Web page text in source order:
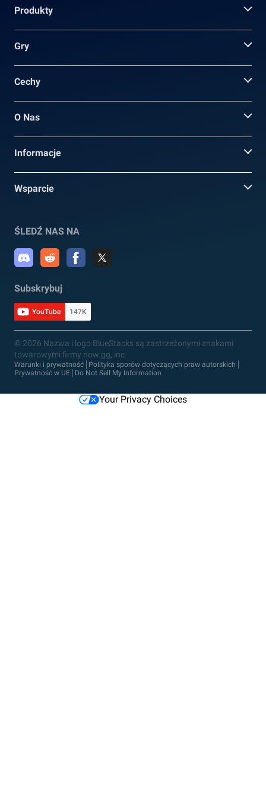
Produkty
Gry
Cechy
O Nas
Informacje
Wsparcie
ŚLEDŹ NAS NA
Subskrybuj
YouTube 147K
© 2026 Nazwa i logo BlueStacks są zastrzeżonymi znakami
towarowymi firmy now.gg, inc
Warunki i prywatność
Polityka sporów dotyczących praw autorskich
Prywatność w UE
Do Not Sell My Information
Your Privacy Choices